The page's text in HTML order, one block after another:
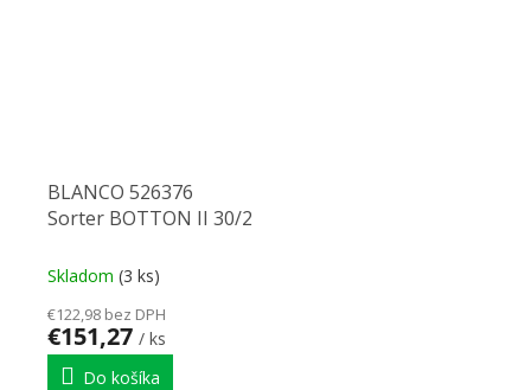
BLANCO 526376
Sorter BOTTON II 30/2
Skladom (3 ks)
€122,98 bez DPH
€151,27 / ks
Do košíka